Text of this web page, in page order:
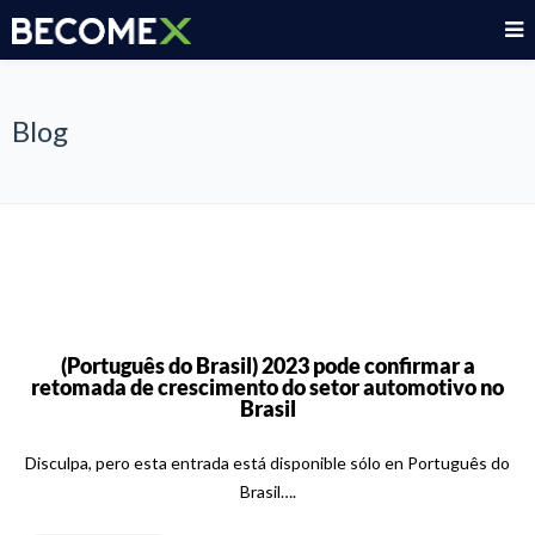
Blog
(Português do Brasil) 2023 pode confirmar a
retomada de crescimento do setor automotivo no
Brasil
Disculpa, pero esta entrada está disponible sólo en Português do
Brasil….